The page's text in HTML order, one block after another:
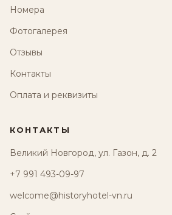
Номера
Фотогалерея
Отзывы
Контакты
Оплата и реквизиты
КОНТАКТЫ
Великий Новгород, ул. Газон, д. 2
+7 991 493-09-97
welcome@historyhotel-vn.ru